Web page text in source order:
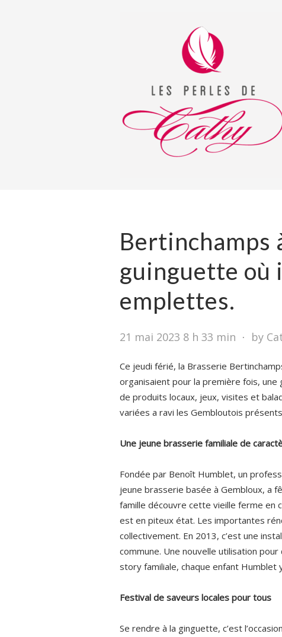
Bertinchamps
guinguette où
emplettes.
21 mai 2023 8 h 33 min ⋅ by
Ce jeudi férié, la Brasserie
organisaient pour la première fois,
de produits locaux, jeux, visites et
variées a ravi les Gembloutois
Une jeune brasserie familiale de
Fondée par Benoît Humblet, un
jeune brasserie basée à Gembloux, a
famille découvre cette vieille ferme en
est en piteux état. Les importantes
collectivement. En 2013, c’est une
commune. Une nouvelle utilisation
story familiale, chaque enfant
Festival de saveurs locales pour tous
Se rendre à la ginguette, c’est